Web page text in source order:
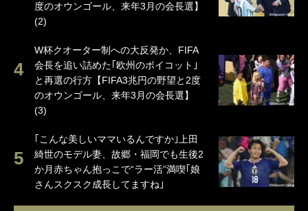
度のオウンゴール、来年3月の会長選】
(2)
W杯クオーター制への大反発か、FIFA
会長を追い詰めた｢欧州のボイコット｣
と再選の行方【FIFA3兆円の野望と2度
のオウンゴール、来年3月の会長選】
(3)
｢こんな美しいママいるんですか｣上田
綺世のモデル妻、故郷・福岡でも生後2
か月赤ちゃん抱っこで“ラー活”満喫｢娘
さんスクスク成長してますね｣